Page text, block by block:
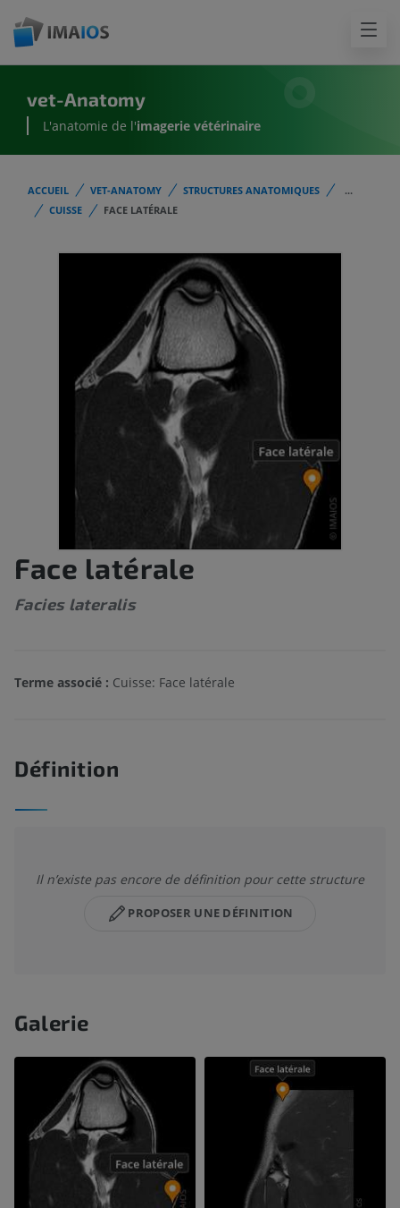
vet-Anatomy
L'anatomie de l'imagerie vétérinaire
ACCUEIL VET-ANATOMY STRUCTURES ANATOMIQUES
...
CUISSE
FACE LATÉRALE
Face latérale
Facies lateralis
Terme associé : Cuisse: Face latérale
Définition
Il n’existe pas encore de définition pour cette structure
PROPOSER UNE DÉFINITION
Galerie